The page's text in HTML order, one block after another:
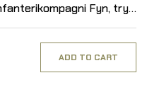
Fyn, tryk
ADD TO CART